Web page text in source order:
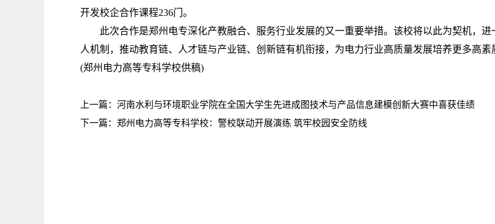
开发校企合作课程236门。
此次合作是郑州电专深化产教融合、服务行业发展的又一重要举措。该校将以此为契机，进
人机制，推动教育链、人才链与产业链、创新链有机衔接，为电力行业高质量发展培养更多高素
(郑州电力高等专科学校供稿)
上一篇： 河南水利与环境职业学院在全国大学生先进成图技术与产品信息建模创新大赛中喜获佳绩
下一篇： 郑州电力高等专科学校：警校联动开展演练 筑牢校园安全防线